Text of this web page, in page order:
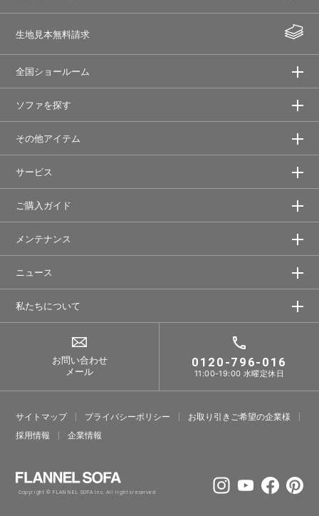
生地見本無料請求
全国ショールーム
ソファを探す
その他アイテム
サービス
ご購入ガイド
メンテナンス
ニュース
私たちについて
お問い合わせ
メール
0120-796-016
11:00-19:00 水曜定休日
サイトマップ プライバシーポリシー
お取り引きご希望の企業様
採⽤情報
企業情報
Copyright © FLANNEL SOFA Inc. All rights reserved